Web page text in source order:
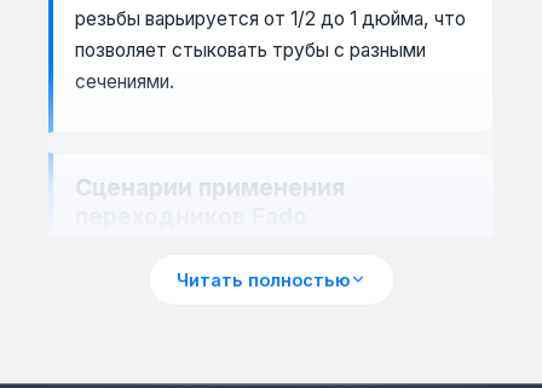
резьбы варьируется от 1/2 до 1 дюйма, что
позволяет стыковать трубы с разными
сечениями.
Сценарии применения
монтаже водопровода, радиаторов
Читать полностью